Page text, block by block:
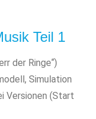
Teil 1
der Ringe“)
Simulation
Versionen (Start